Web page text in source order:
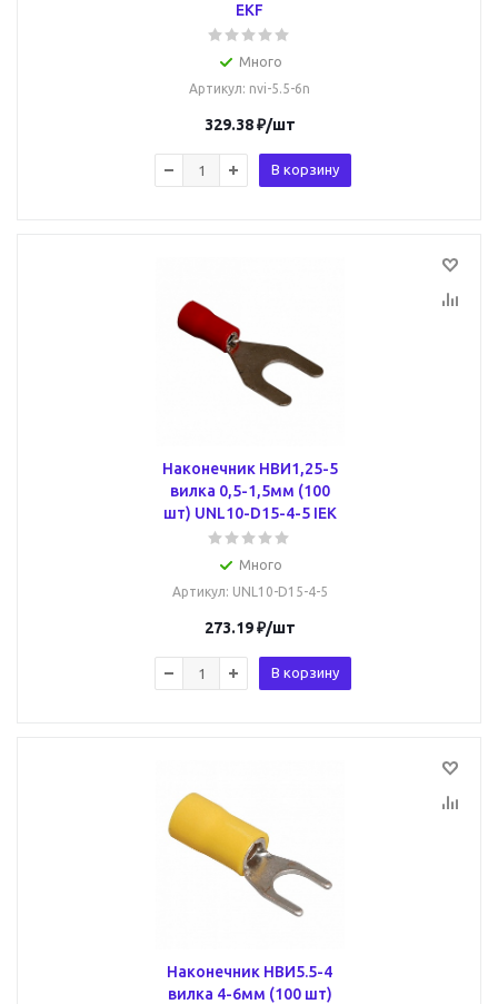
EKF
Много
Артикул: nvi-5.5-6n
329.38₽/шт
В корзину
Наконечник НВИ1,25-5
вилка 0,5-1,5мм (100
шт) UNL10-D15-4-5 IEK
Много
Артикул: UNL10-D15-4-5
273.19₽/шт
В корзину
Наконечник НВИ5.5-4
вилка 4-6мм (100 шт)